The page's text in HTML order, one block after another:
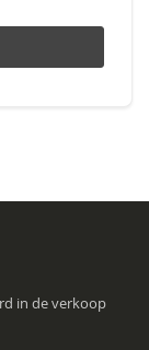
in de verkoop